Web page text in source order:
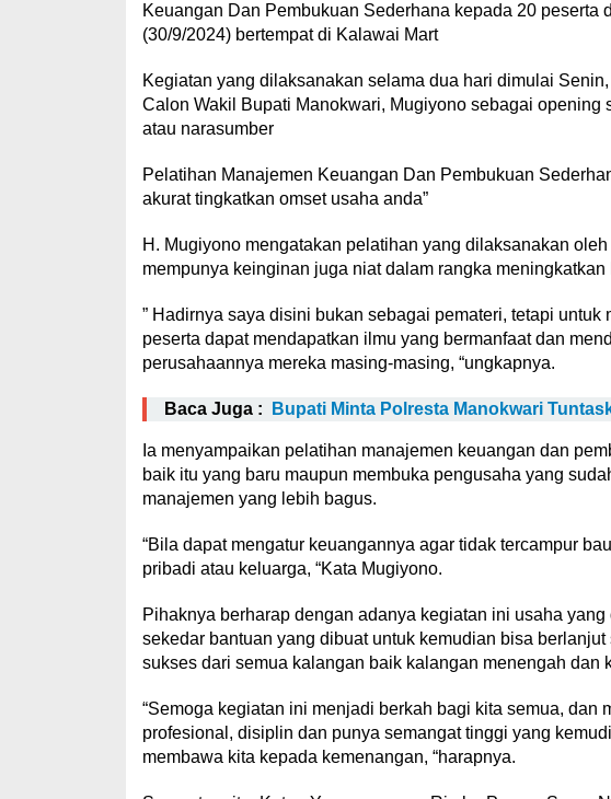
Keuangan Dan Pembukuan Sederhana kepada 20 peserta
(30/9/2024) bertempat di Kalawai Mart
Kegiatan yang dilaksanakan selama dua hari dimulai
Calon Wakil Bupati Manokwari, Mugiyono sebagai opening
atau narasumber
Pelatihan Manajemen Keuangan Dan Pembukuan
akurat tingkatkan omset usaha anda”
H. Mugiyono mengatakan pelatihan yang dilaksanakan
mempunya keinginan juga niat dalam rangka meningkatkan
” Hadirnya saya disini bukan sebagai pemateri, tetapi
peserta dapat mendapatkan ilmu yang bermanfaat dan
perusahaannya mereka masing-masing, “ungkapnya.
Baca Juga : Bupati Minta Polresta Manokwari
Ia menyampaikan pelatihan manajemen keuangan dan
baik itu yang baru maupun membuka pengusaha yang
manajemen yang lebih bagus.
“Bila dapat mengatur keuangannya agar tidak tercampur
pribadi atau keluarga, “Kata Mugiyono.
Pihaknya berharap dengan adanya kegiatan ini usaha
sekedar bantuan yang dibuat untuk kemudian bisa
sukses dari semua kalangan baik kalangan menengah dan
“Semoga kegiatan ini menjadi berkah bagi kita semua, dan
profesional, disiplin dan punya semangat tinggi yang
membawa kita kepada kemenangan, “harapnya.